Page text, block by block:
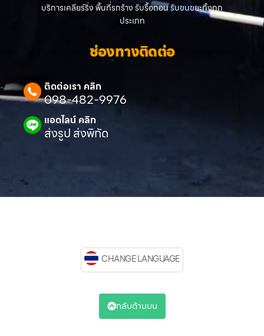
บริการเคลียร์ริ่ง พื้นที่รกร้าง รับรื้อถอน รับขนขยะทิ้งทุก
ประเภท
ช่องทางติดต่อ
ติดต่อเรา คลิก
098-482-9976
แอดไลน์ คลิก
ส่งรูป ส่งพิกัด
CHANGE LANGUAGE
กลับด้านบน